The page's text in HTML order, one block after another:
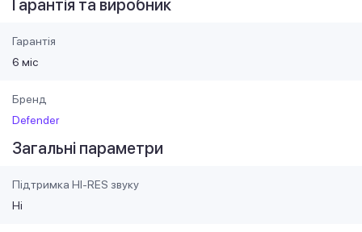
Гарантія та виробник
Гарантія
6 міс
Бренд
Defender
Загальні параметри
Підтримка HI-RES звуку
Ні